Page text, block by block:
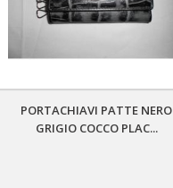
PORTACHIAVI PATTE NERO
GRIGIO COCCO PLAC...